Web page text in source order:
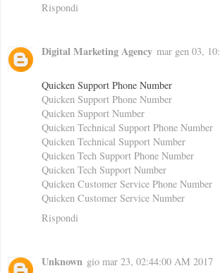
Rispondi
Digital Marketing Agency mar gen 03,
Quicken Support Phone Number
Quicken Support Phone Number
Quicken Support Number
Quicken Technical Support Phone Number
Quicken Technical Support Number
Quicken Tech Support Phone Number
Quicken Tech Support Number
Quicken Customer Service Phone Number
Quicken Customer Service Number
Rispondi
Unknown gio mar 23, 02:44:00 AM 2017